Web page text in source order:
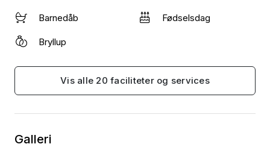
Barnedåb Fødselsdag
Bryllup
Vis alle 20 faciliteter og services
Galleri